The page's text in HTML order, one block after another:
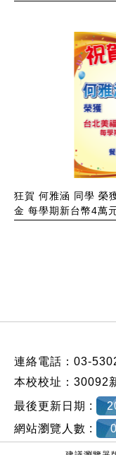
狂賀 何雅涵 同學 榮
金 每學期新台幣4萬
連絡電話：03-
本校校址：30092
最後更新日期 :
網站瀏覽人數 :